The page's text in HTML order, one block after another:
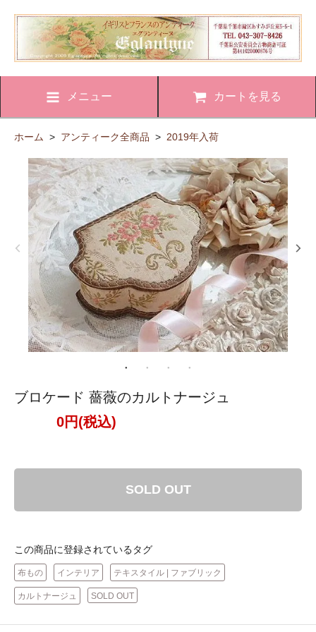
メニュー カートを見る
ホーム > アンティーク全商品 > 2019年入荷
ブロケード 薔薇のカルトナージュ
0円(税込)
SOLD OUT
この商品に登録されているタグ
布もの インテリア テキスタイル | ファブリック
カルトナージュ SOLD OUT